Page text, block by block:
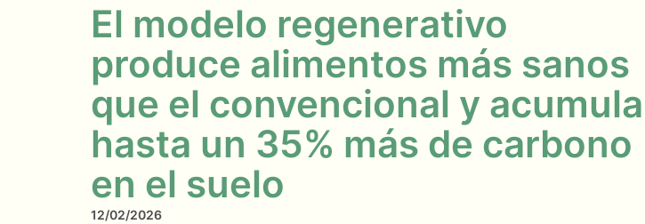
El modelo regenerativo
produce alimentos más sanos
que el convencional y acumula
hasta un 35% más de carbono
en el suelo
12/02/2026